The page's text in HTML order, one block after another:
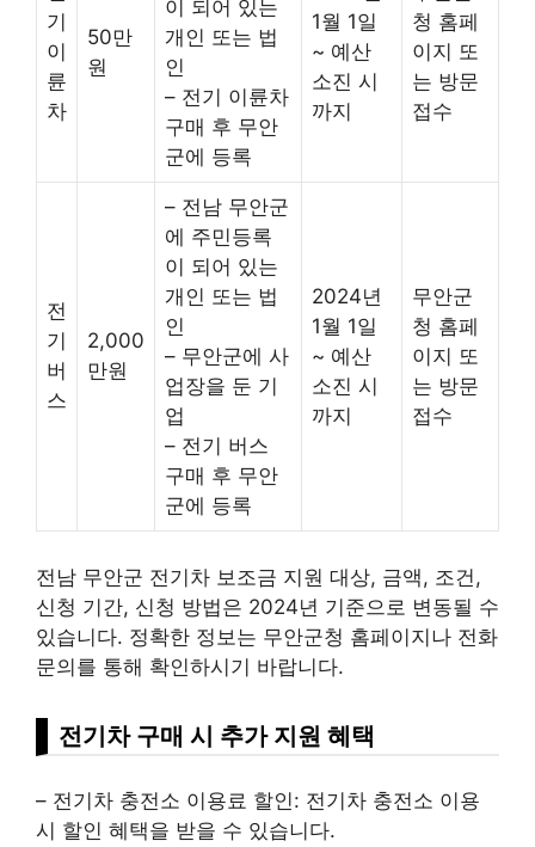
기
이
륜
차
50만
원
이 되어 있는
개인 또는 법
인
– 전기 이륜차
구매 후 무안
군에 등록
1월 1일
~ 예산
소진 시
까지
청 홈페
이지 또
는 방문
접수
전
기
버
스
2,000
만원
– 전남 무안군
에 주민등록
이 되어 있는
개인 또는 법
인
– 무안군에 사
업장을 둔 기
업
– 전기 버스
구매 후 무안
군에 등록
2024년
1월 1일
~ 예산
소진 시
까지
무안군
청 홈페
이지 또
는 방문
접수
전남 무안군 전기차 보조금 지원 대상, 금액, 조건,
신청 기간, 신청 방법은 2024년 기준으로 변동될 수
있습니다. 정확한 정보는 무안군청 홈페이지나 전화
문의를 통해 확인하시기 바랍니다.
전기차 구매 시 추가 지원 혜택
– 전기차 충전소 이용료 할인: 전기차 충전소 이용
시 할인 혜택을 받을 수 있습니다.